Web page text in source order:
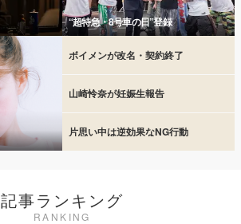
“超特急・8号車の日”登録
ボイメンが改名・契約終了
山崎怜奈が妊娠生報告
片思い中は逆効果なNG行動
記事ランキング
RANKING